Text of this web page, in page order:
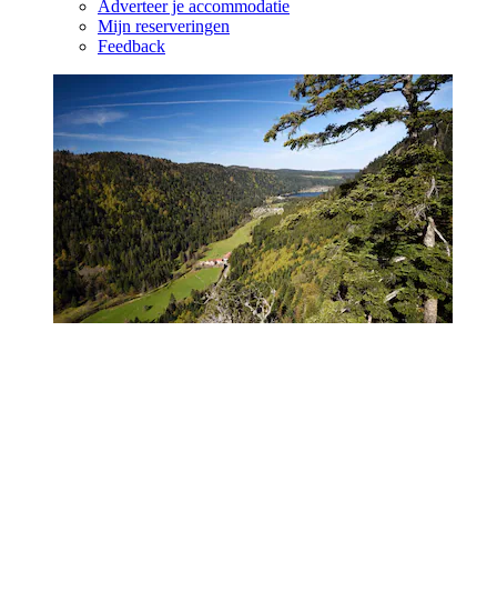
Adverteer je accommodatie
Mijn reserveringen
Feedback